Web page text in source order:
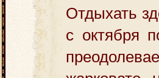
Отдыхать
с октября